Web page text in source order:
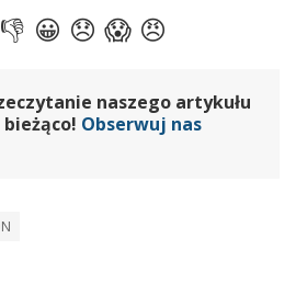
naszego artykułu
bieżąco! Obserwuj nas